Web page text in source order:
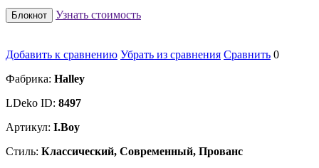
Блокнот Узнать стоимость
Добавить к сравнению Убрать из сравнения Сравнить 0
Фабрика: Halley
LDeko ID: 8497
Артикул: I.Boy
Стиль: Классический, Современный, Прованс